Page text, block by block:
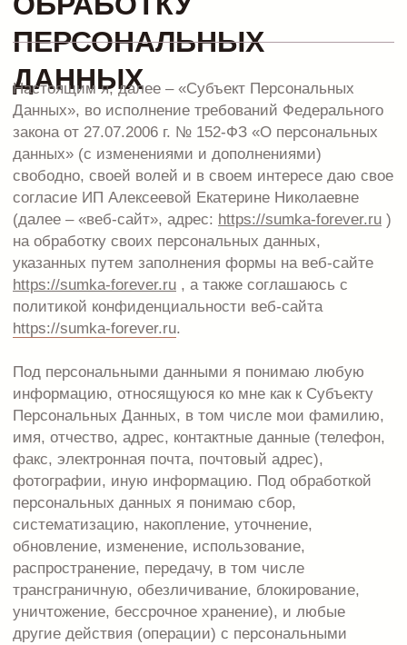
на обработку своих персональных данных,
https://sumka-forever.ru, а также соглашаюсь с
политикой конфиденциальности веб-сайта
https://sumka-forever.ru.
информацию, относящуюся ко мне как к Субъекту
Персональных Данных, в том числе мои фамилию,
имя, отчество, адрес, контактные данные (телефон,
факс, электронная почта, почтовый адрес),
фотографии, иную информацию. Под обработкой
персональных данных я понимаю сбор,
систематизацию, накопление, уточнение,
обновление, изменение, использование,
распространение, передачу, в том числе
трансграничную, обезличивание, блокирование,
уничтожение, бессрочное хранение), и любые
другие действия (операции) с персональными
данными.
Обработка персональных данных Субъекта
исключительно в целях регистрации Субъекта
Персональных Данных в базе данных веб-сайта
https://sumka-forever.ru с последующим
направлением Субъекту Персональных Данных
числе рекламного содержания, от веб-сайта
https://sumka-forever.ru, его аффилированных лиц и/
или субподрядчиков, информационных и новостных
рассылок, и другой информации рекламно-
новостного содержания.
данных Субъекта Персональных Данных является
дата заполнения веб-формы с веб-сайт
https://sumka-forever.ru.
Обработка персональных данных Субъекта
Персональных Данных может осуществляться с